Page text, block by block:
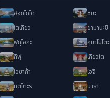
ฮอกไกโด
ชิบะ
โตเกียว
ยามานะชิ
ฟุกุโอกะ
คุมาโมโตะ
กิฟุ
เกียวโต
โอซาก้า
ไอจิ
ทตโตะริ
นารา